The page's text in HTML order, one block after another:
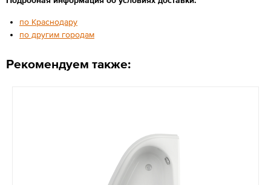
по Краснодару
по другим городам
Рекомендуем также: